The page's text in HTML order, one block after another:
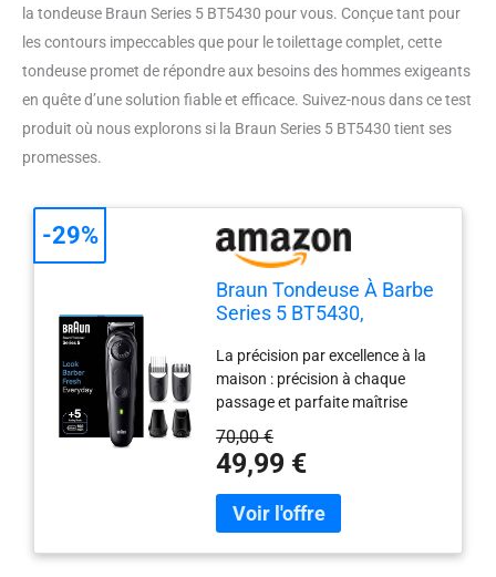
la tondeuse Braun Series 5 BT5430 pour vous. Conçue tant pour
les contours impeccables que pour le toilettage complet, cette
tondeuse promet de répondre aux besoins des hommes exigeants
en quête d’une solution fiable et efficace. Suivez-nous dans ce test
produit où nous explorons si la Braun Series 5 BT5430 tient ses
promesses.
Braun Tondeuse À Barbe
Series 5 BT5430,
Avec Outils De
Stylisation, 100 Minutes
D’autonomie
La précision par excellence à la
maison : précision à chaque
passage et parfaite maîtrise
avec la tondeuse à barbe Series
5 de Braun et parfaite maîtrise
avec la tondeuse à barbe Series
5 de Braun Des finitions
impeccables à chaque passage :
70,00 €
49,99 €
-29%